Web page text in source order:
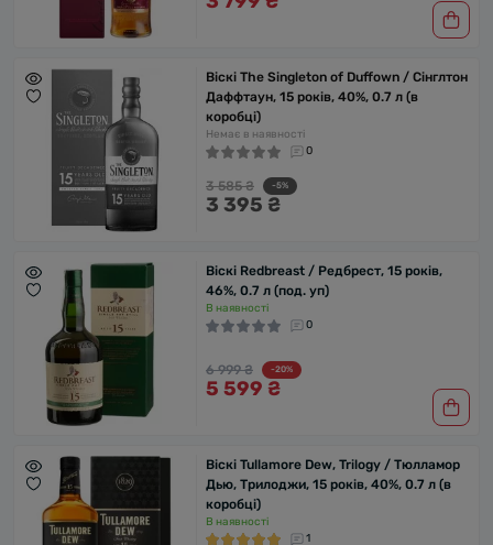
Віскі The Singleton of Duffown / Сінглтон
Даффтаун, 15 років, 40%, 0.7 л (в
коробці)
Немає в наявності
0
3 585 ₴ -5%
3 395 ₴
Віскі Redbreast / Редбрест, 15 років,
46%, 0.7 л (под. уп)
В наявності
0
6 999 ₴ -20%
5 599 ₴
Віскі Tullamore Dew, Trilogy / Тюлламор
Дью, Трилоджи, 15 років, 40%, 0.7 л (в
коробці)
В наявності
1